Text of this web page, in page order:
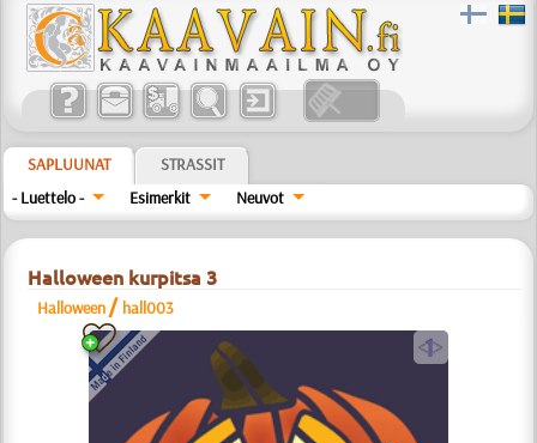
SAPLUUNAT
STRASSIT
- Luettelo -
Esimerkit Neuvot
Halloween kurpitsa 3
Halloween / hall003
a